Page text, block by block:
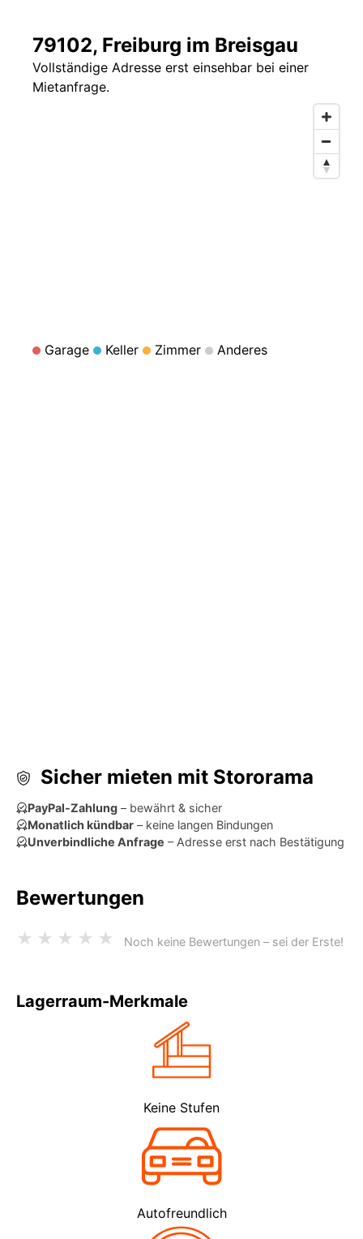
79102, Freiburg im Breisgau
Vollständige Adresse erst einsehbar bei einer
Mietanfrage.
Garage Keller Zimmer Anderes
Sicher mieten mit Stororama
PayPal-Zahlung – bewährt & sicher
Monatlich kündbar – keine langen Bindungen
Unverbindliche Anfrage – Adresse erst nach Bestätigung
Bewertungen
★ ★ ★ ★ ★ Noch keine Bewertungen – sei der Erste!
Lagerraum-Merkmale
Keine Stufen
Autofreundlich